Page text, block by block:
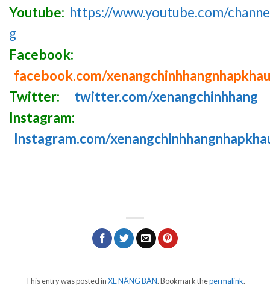
Youtube: https://www.youtube.com/
g
Facebook:
facebook.com/xenangchinhhangnhapkhau
Twitter:
twitter.com/xenangchinhhang
Instagram:
Instagram.com/
This entry was posted inXE NÂNG BÀN. Bookmark thepermalink.